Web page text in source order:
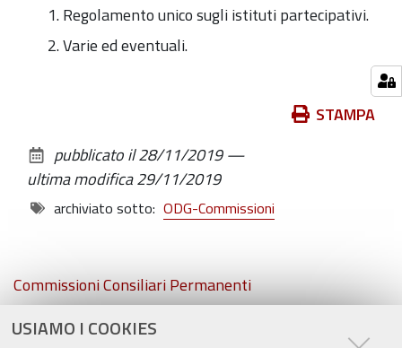
USIAMO I COOKIES
Regolamento unico sugli istituti partecipativi.
Varie ed eventuali.
documento
STAMPA
pubblicato il28/11/2019—
ultima modifica29/11/2019
archiviato sotto: ODG-Commissioni
Navigazione
Commissioni Consiliari Permanenti
Commissione Elettorale comunale